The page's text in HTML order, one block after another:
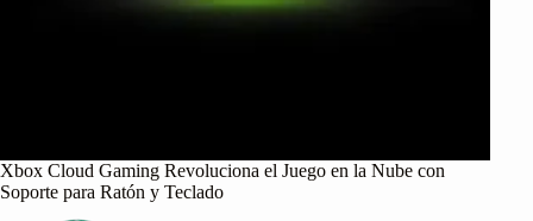
Xbox Cloud Gaming Revoluciona el Juego en la Nube con
Soporte para Ratón y Teclado